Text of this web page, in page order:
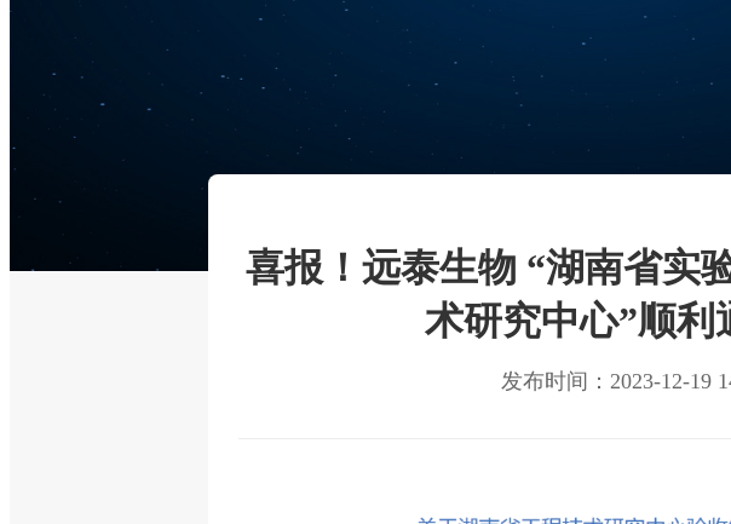
喜报！远泰生物 “湖南省实
术研究中心”顺利
发布时间：2023-12-19